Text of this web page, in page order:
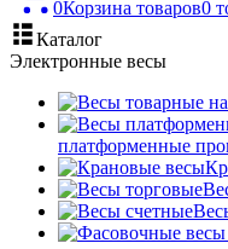
0Корзина товаров0
Каталог
Электронные весы
платформенные